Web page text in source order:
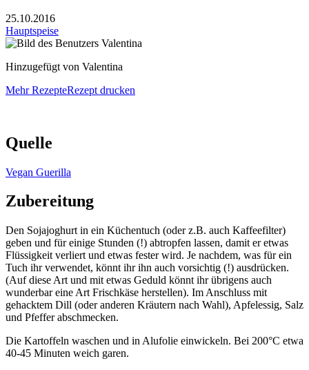
25.10.2016
Hauptspeise
Hinzugefügt von Valentina
Mehr RezepteRezept drucken
Quelle
Vegan Guerilla
Zubereitung
Den Sojajoghurt in ein Küchentuch (oder z.B. auch Kaffeefilter)
geben und für einige Stunden (!) abtropfen lassen, damit er etwas
Flüssigkeit verliert und etwas fester wird. Je nachdem, was für ein
Tuch ihr verwendet, könnt ihr ihn auch vorsichtig (!) ausdrücken.
(Auf diese Art und mit etwas Geduld könnt ihr übrigens auch
wunderbar eine Art Frischkäse herstellen). Im Anschluss mit
gehacktem Dill (oder anderen Kräutern nach Wahl), Apfelessig, Salz
und Pfeffer abschmecken.
Die Kartoffeln waschen und in Alufolie einwickeln. Bei 200°C etwa
40-45 Minuten weich garen.